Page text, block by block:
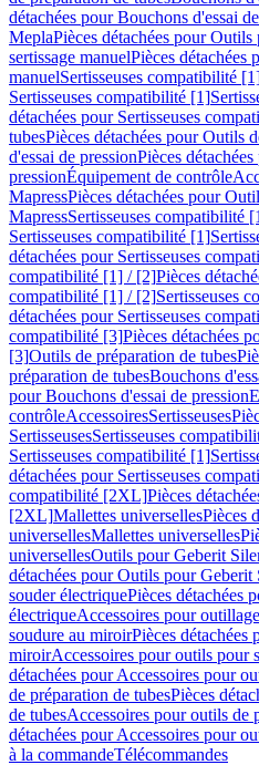
détachées pour Bouchons d'essai
MeplaPièces détachées pour
sertissage manuelPièces détachées
manuelSertisseuses compatibilité
Sertisseuses compatibilité [1]
détachées pour Sertisseuses
tubesPièces détachées pour Outils
d'essai de pressionPièces
pressionÉquipement de contrôle
MapressPièces détachées pour
MapressSertisseuses compatibilité
Sertisseuses compatibilité [1]
détachées pour Sertisseuses
compatibilité [1] / [2]Pièces
compatibilité [1] / [2]Sertisseuses
détachées pour Sertisseuses
compatibilité [3]Pièces détachées
[3]Outils de préparation de tubes
préparation de tubesBouchons
pour Bouchons d'essai de pression
contrôleAccessoiresSertisseuses
SertisseusesSertisseuses
Sertisseuses compatibilité [1]
détachées pour Sertisseuses
compatibilité [2XL]Pièces
[2XL]Mallettes universellesPièces
universellesMallettes universelles
universellesOutils pour Geberit
détachées pour Outils pour
souder électriquePièces détachées
électriqueAccessoires pour
soudure au miroirPièces détachées
miroirAccessoires pour outils pour
détachées pour Accessoires pour
de préparation de tubesPièces
de tubesAccessoires pour outils de
détachées pour Accessoires pour
à la commandeTélécommandes